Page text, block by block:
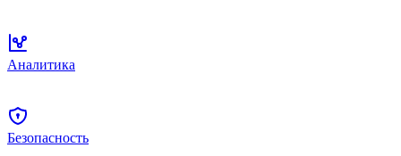
Аналитика
Безопасность